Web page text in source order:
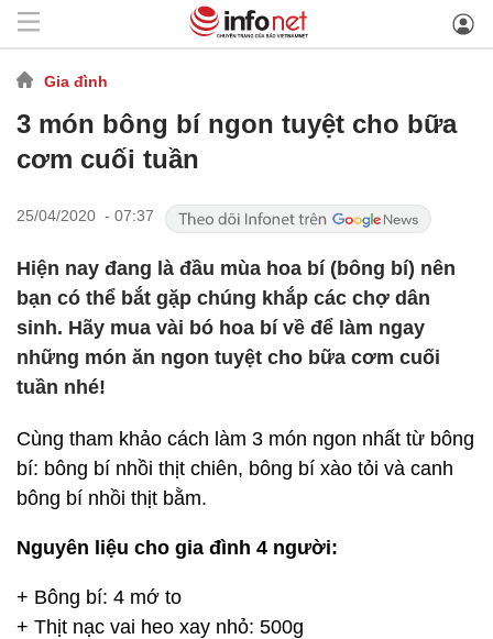
Gia đình
3 món bông bí ngon tuyệt cho bữa
cơm cuối tuần
25/04/2020 - 07:37
Hiện nay đang là đầu mùa hoa bí (bông bí) nên
bạn có thể bắt gặp chúng khắp các chợ dân
sinh. Hãy mua vài bó hoa bí về để làm ngay
những món ăn ngon tuyệt cho bữa cơm cuối
tuần nhé!
Cùng tham khảo cách làm 3 món ngon nhất từ bông
bí: bông bí nhồi thịt chiên, bông bí xào tỏi và canh
bông bí nhồi thịt bằm.
Nguyên liệu cho gia đình 4 người:
+ Bông bí: 4 mớ to
+ Thịt nạc vai heo xay nhỏ: 500g